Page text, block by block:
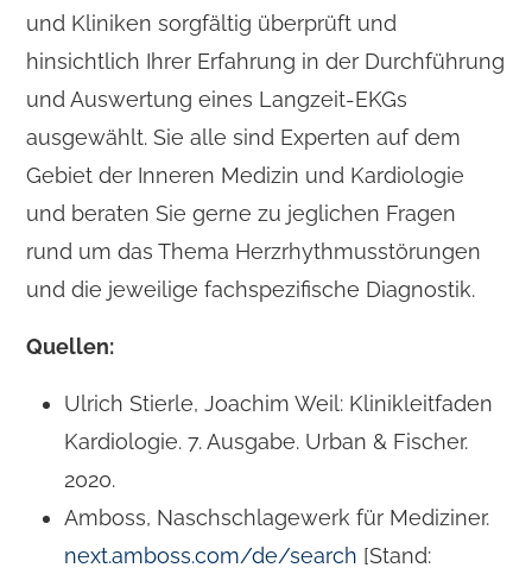
und Kliniken sorgfältig überprüft und
hinsichtlich Ihrer Erfahrung in der Durchführung
und Auswertung eines Langzeit-EKGs
ausgewählt. Sie alle sind Experten auf dem
Gebiet der Inneren Medizin und Kardiologie
und beraten Sie gerne zu jeglichen Fragen
rund um das Thema Herzrhythmusstörungen
und die jeweilige fachspezifische Diagnostik.
Quellen:
Ulrich Stierle, Joachim Weil: Klinikleitfaden
Kardiologie. 7. Ausgabe. Urban & Fischer.
2020.
Amboss, Naschschlagewerk für Mediziner.
next.amboss.com/de/search [Stand: